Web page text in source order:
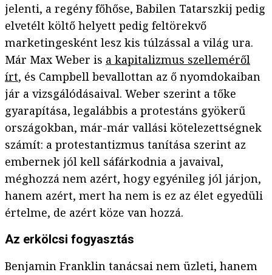
jelenti, a regény főhőse, Babilen Tatarszkij pedig
elvetélt költő helyett pedig feltörekvő
marketingesként lesz kis túlzással a világ ura.
Már Max Weber is a kapitalizmus szelleméről
írt, és Campbell bevallottan az ő nyomdokaiban
jár a vizsgálódásaival. Weber szerint a tőke
gyarapítása, legalábbis a protestáns gyökerű
országokban, már-már vallási kötelezettségnek
számít: a protestantizmus tanítása szerint az
embernek jól kell sáfárkodnia a javaival,
méghozzá nem azért, hogy egyénileg jól járjon,
hanem azért, mert ha nem is ez az élet egyedüli
értelme, de azért köze van hozzá.
Az erkölcsi fogyasztás
Benjamin Franklin tanácsai nem üzleti, hanem